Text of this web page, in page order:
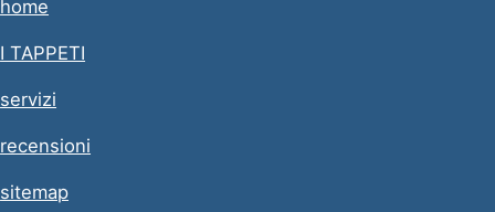
home
I TAPPETI
servizi
recensioni
sitemap